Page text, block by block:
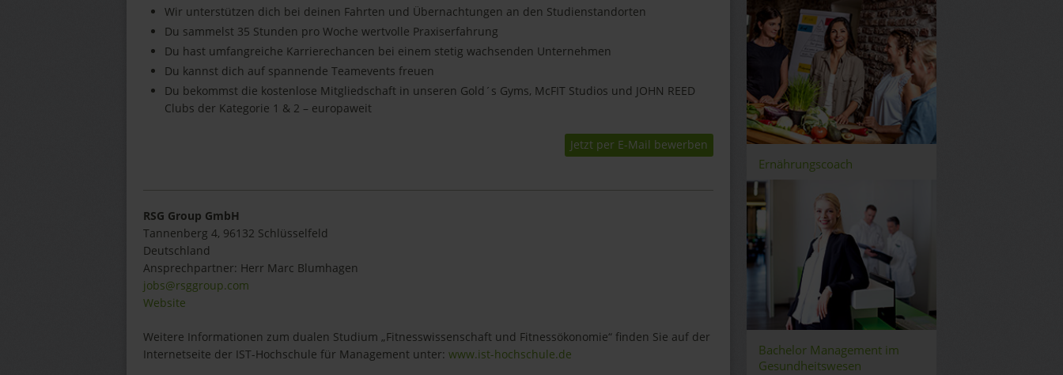
Wir unterstützen dich bei deinen Fahrten und Übernachtungen an den Studienstandorten
Du sammelst 35 Stunden pro Woche wertvolle Praxiserfahrung
Du hast umfangreiche Karrierechancen bei einem stetig wachsenden Unternehmen
Du kannst dich auf spannende Teamevents freuen
Du bekommst die kostenlose Mitgliedschaft in unseren Gold´s Gyms, McFIT Studios und JOHN REED
Clubs der Kategorie 1 & 2 – europaweit
Jetzt per E-Mail bewerben
RSG Group GmbH
Tannenberg 4, 96132 Schlüsselfeld
Deutschland
Ansprechpartner: Herr Marc Blumhagen
jobs@rsggroup.com
Website
Weitere Informationen zum dualen Studium „Fitnesswissenschaft und Fitnessökonomie“ finden Sie auf der
Internetseite der IST-Hochschule für Management unter: www.ist-hochschule.de
Ernährungscoach
Bachelor Management im
Gesundheitswesen